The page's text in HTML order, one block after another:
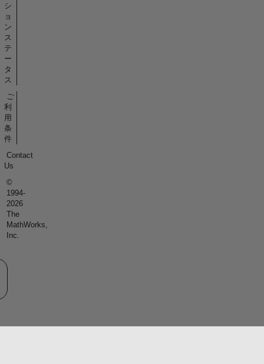
シ
ョ
ン
ス
テ
ー
タ
ス
ご
利
用
条
件
Contact
Us
©
1994-
2026
The
MathWorks,
Inc.
サイトの選択